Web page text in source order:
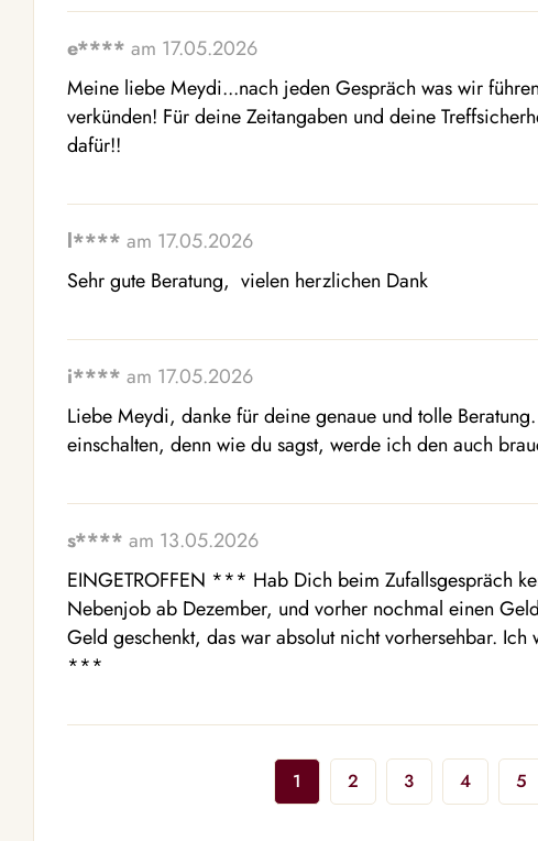
e**** am 17.05.2026
Meine liebe Meydi...nach jeden Gespräch was wir
verkünden! Für deine Zeitangaben und deine
dafür!!
l**** am 17.05.2026
Sehr gute Beratung,  vielen herzlichen Dank
i**** am 17.05.2026
Liebe Meydi, danke für deine genaue und tolle
einschalten, denn wie du sagst, werde ich den auch
s**** am 13.05.2026
EINGETROFFEN *** Hab Dich beim Zufallsgespräch
Nebenjob ab Dezember, und vorher nochmal einen
Geld geschenkt, das war absolut nicht vorhersehbar.
***
1 2 3 4 5